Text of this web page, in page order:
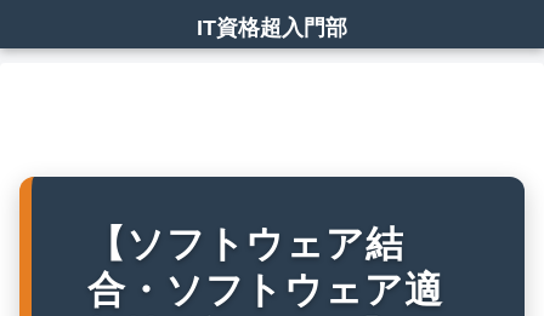
IT資格超入門部
【ソフトウェア結
合・ソフトウェア適